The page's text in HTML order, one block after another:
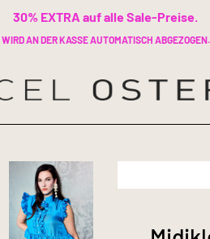
30% EXTRA auf alle Sale-Preise.
WIRD AN DER KASSE AUTOMATISCH ABGEZOGEN.